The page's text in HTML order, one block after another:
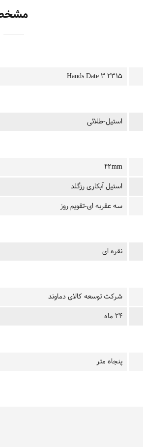
2315 3 Hands Date
استیل-طلائی
42mm
استیل آبکاری رزگلد
سه عقربه ای-تقویم روز
نقره ای
شرکت توسعه کالای دماوند
24 ماه
پنجاه متر